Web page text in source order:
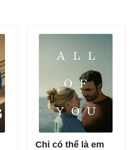
Chỉ có thể là em